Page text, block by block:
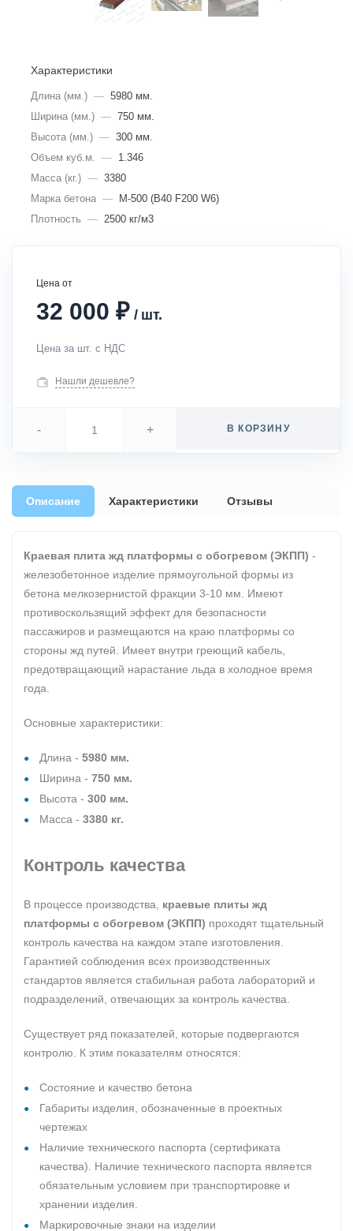
Характеристики
Длина (мм.) — 5980 мм.
Ширина (мм.) — 750 мм.
Высота (мм.) — 300 мм.
Объем куб.м. — 1.346
Масса (кг.) — 3380
Марка бетона —
М-500 (В40 F200 W6)
Плотность — 2500 кг/м3
Цена от
32 000 ₽ / шт.
Цена за шт. с НДС
Нашли дешевле?
- + В КОРЗИНУ
Описание Характеристики Отзывы
Краевая плита жд платформы с обогревом (ЭКПП) -
железобетонное изделие прямоугольной формы из
бетона мелкозернистой фракции 3-10 мм. Имеют
противоскользящий эффект для безопасности
пассажиров и размещаются на краю платформы со
стороны жд путей. Имеет внутри греющий кабель,
предотвращающий нарастание льда в холодное время
года.
Основные характеристики:
Длина - 5980 мм.
Ширина - 750 мм.
Высота - 300 мм.
Масса - 3380 кг.
Контроль качества
В процессе производства, краевые плиты жд
платформы с обогревом (ЭКПП) проходят тщательный
контроль качества на каждом этапе изготовления.
Гарантией соблюдения всех производственных
стандартов является стабильная работа лабораторий и
подразделений, отвечающих за контроль качества.
Существует ряд показателей, которые подвергаются
контролю. К этим показателям относятся:
Состояние и качество бетона
Габариты изделия, обозначенные в проектных
чертежах
Наличие технического паспорта (сертификата
качества). Наличие технического паспорта является
обязательным условием при транспортировке и
хранении изделия.
Маркировочные знаки на изделии